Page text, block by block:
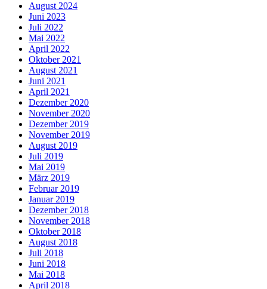
August 2024
Juni 2023
Juli 2022
Mai 2022
April 2022
Oktober 2021
August 2021
Juni 2021
April 2021
Dezember 2020
November 2020
Dezember 2019
November 2019
August 2019
Juli 2019
Mai 2019
März 2019
Februar 2019
Januar 2019
Dezember 2018
November 2018
Oktober 2018
August 2018
Juli 2018
Juni 2018
Mai 2018
April 2018